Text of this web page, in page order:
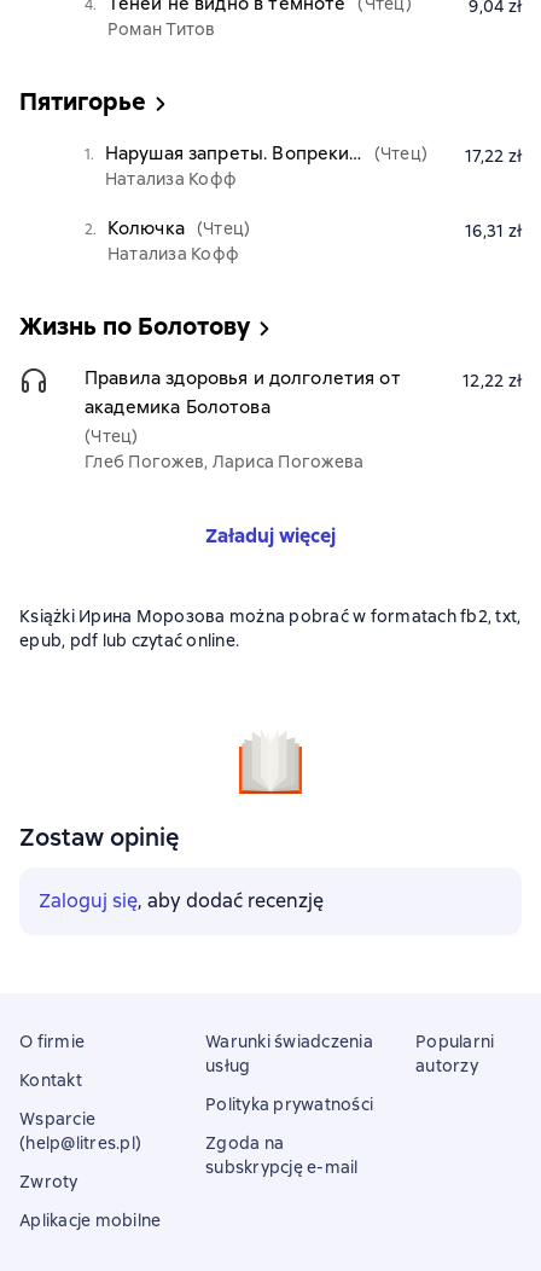
4.
Роман Титов
9,04 zł
Пятигорье
1. Нарушая запреты. Вопреки…
(Чтец)
Натализа Кофф
17,22 zł
2. Колючка (Чтец)
Натализа Кофф
16,31 zł
Жизнь по Болотову
Правила здоровья и долголетия от
академика Болотова
(Чтец)
Глеб Погожев, Лариса Погожева
12,22 zł
Załaduj więcej
Książki Ирина Морозова można pobrać w formatach fb2, txt,
epub, pdf lub czytać online.
Zostaw opinię
Zaloguj się, aby dodać recenzję
O firmie
Kontakt
Wsparcie
(help@litres.pl)
Zwroty
Aplikacje mobilne
Warunki świadczenia
usług
Polityka prywatności
Zgoda na
subskrypcję e-mail
Popularni
autorzy